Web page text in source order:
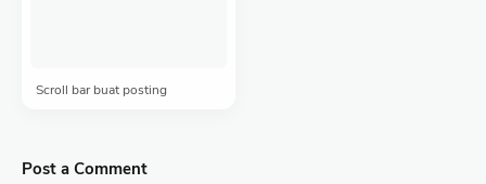
Scroll bar buat posting
Post a Comment